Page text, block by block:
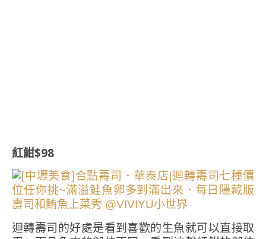
紅魽$98
迴轉壽司的好處是看到喜歡的生魚就可以直接取